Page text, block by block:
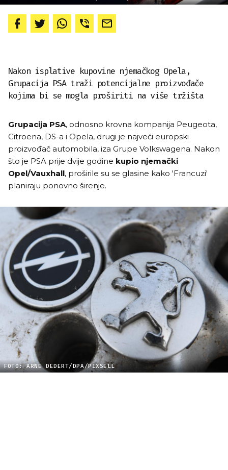
Nakon isplative kupovine njemačkog Opela,
Grupacija PSA traži potencijalne proizvođače
kojima bi se mogla proširiti na više tržišta
Grupacija PSA, odnosno krovna kompanija Peugeota,
Citroena, DS-a i Opela, drugi je najveći europski
proizvođač automobila, iza Grupe Volkswagena. Nakon
što je PSA prije dvije godine kupio njemački
Opel/Vauxhall, proširile su se glasine kako 'Francuzi'
planiraju ponovno širenje.
FOTO: ARNE DEDERT/DPA/PIXSELL